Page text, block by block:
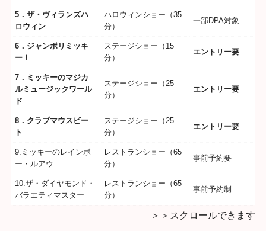
5．ザ・ヴィランズハ
ロウィン
ハロウィンショー（35
分）
一部DPA対象
6．ジャンボリミッキ
ー！
ステージショー（15
分）
エントリー要
7．ミッキーのマジカ
ルミュージックワール
ド
ステージショー（25
分）
エントリー要
8．クラブマウスビー
ト
ステージショー（25
分）
エントリー要
9.ミッキーのレインボ
ー・ルアウ
レストランショー（65
分）
事前予約要
10.ザ・ダイヤモンド・
バラエティマスター
レストランショー（65
分）
事前予約制
＞＞スクロールできます